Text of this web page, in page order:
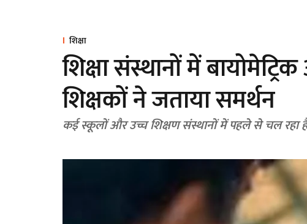
शिक्षा
शिक्षा संस्थानों में
शिक्षकों ने जताया समर्थन
कई स्कूलों और उच्च शिक्षण संस्थानों में पहले से चल रहा